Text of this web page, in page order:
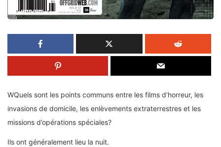
WQuels sont les points communs entre les films d’horreur, les
invasions de domicile, les enlèvements extraterrestres et les
missions d’opérations spéciales?
Ils ont généralement lieu la nuit.